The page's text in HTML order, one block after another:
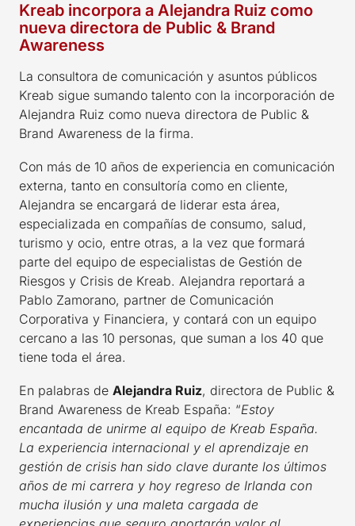
Kreab incorpora a Alejandra Ruiz como
nueva directora de Public & Brand
Awareness
La consultora de comunicación y asuntos públicos
Kreab sigue sumando talento con la incorporación de
Alejandra Ruiz como nueva directora de Public &
Brand Awareness de la firma.
Con más de 10 años de experiencia en comunicación
externa, tanto en consultoría como en cliente,
Alejandra se encargará de liderar esta área,
especializada en compañías de consumo, salud,
turismo y ocio, entre otras, a la vez que formará
parte del equipo de especialistas de Gestión de
Riesgos y Crisis de Kreab. Alejandra reportará a
Pablo Zamorano, partner de Comunicación
Corporativa y Financiera, y contará con un equipo
cercano a las 10 personas, que suman a los 40 que
tiene toda el área.
En palabras de Alejandra Ruiz, directora de Public &
Brand Awareness de Kreab España: “Estoy
encantada de unirme al equipo de Kreab España.
La experiencia internacional y el aprendizaje en
gestión de crisis han sido clave durante los últimos
años de mi carrera y hoy regreso de Irlanda con
mucha ilusión y una maleta cargada de